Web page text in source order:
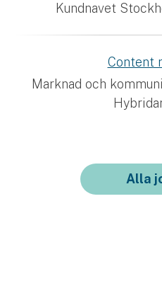
Kundnavet
Content
Marknad och
Alla